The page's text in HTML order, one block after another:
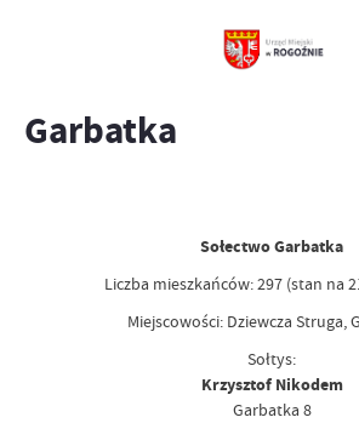
Garbatka
Sołectwo Garbatka
Liczba mieszkańców: 297 (stan na
Miejscowości: Dziewcza Struga,
Sołtys:
Krzysztof Nikodem
Garbatka 8